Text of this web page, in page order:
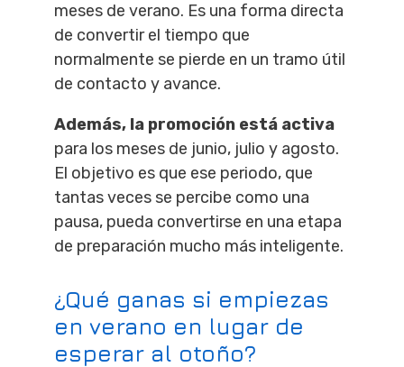
meses de verano. Es una forma directa
de convertir el tiempo que
normalmente se pierde en un tramo útil
de contacto y avance.
Además, la promoción está activa
para los meses de junio, julio y agosto.
El objetivo es que ese periodo, que
tantas veces se percibe como una
pausa, pueda convertirse en una etapa
de preparación mucho más inteligente.
¿Qué ganas si empiezas
en verano en lugar de
esperar al otoño?